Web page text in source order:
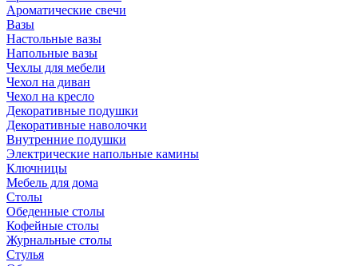
Ароматические свечи
Вазы
Настольные вазы
Напольные вазы
Чехлы для мебели
Чехол на диван
Чехол на кресло
Декоративные подушки
Декоративные наволочки
Внутренние подушки
Электрические напольные камины
Ключницы
Мебель для дома
Столы
Обеденные столы
Кофейные столы
Журнальные столы
Стулья